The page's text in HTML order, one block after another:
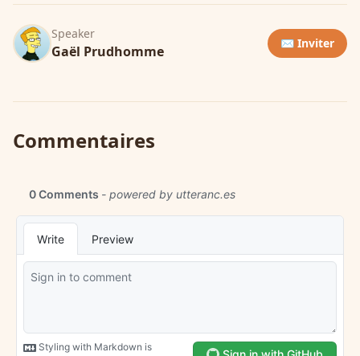
Speaker
Gaël Prudhomme ✉️ Inviter
Commentaires